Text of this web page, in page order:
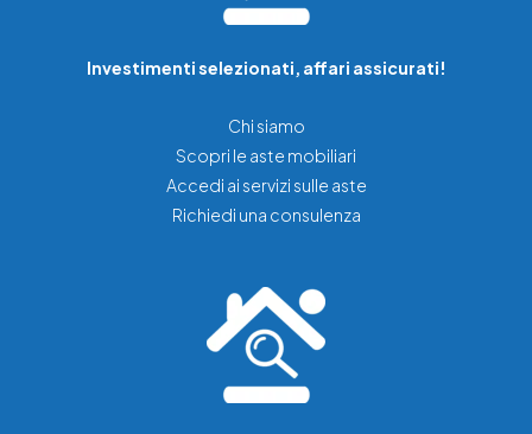
Investimenti selezionati, affari assicurati!
Chi siamo
Scopri le aste mobiliari
Accedi ai servizi sulle aste
Richiedi una consulenza